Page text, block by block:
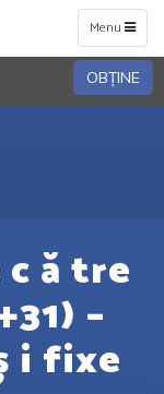
Toggle
navigation
Menu
OBŢINE
ă tre
–
i fixe